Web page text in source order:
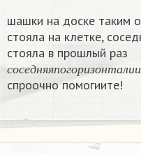
шашки на доске таким
стояла на клетке,
стояла в прошлый раз
с о с е д няяп о г о р из о н т ал и и
соседн я япогоризонта
спроочно помогиите!